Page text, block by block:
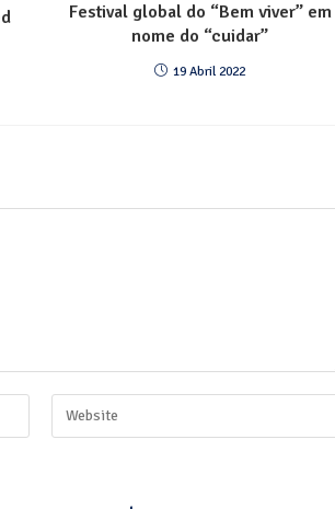
Festival global do “Bem viver” em
nome do “cuidar”
19 Abril 2022